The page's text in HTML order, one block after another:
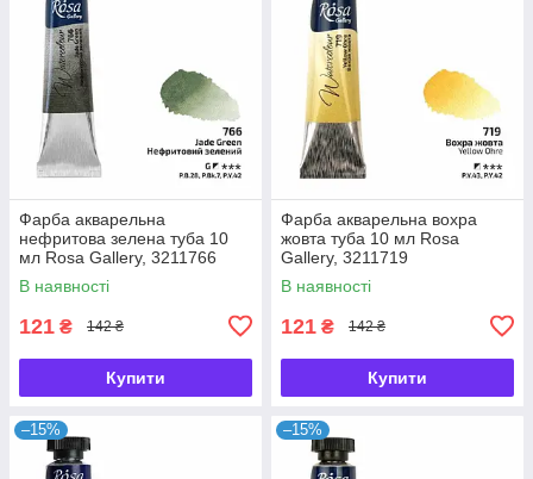
Фарба акварельна
нефритова зелена туба 10
мл Rosa Gallery, 3211766
В наявності
121 ₴ 142 ₴
Купити
Фарба акварельна вохра
жовта туба 10 мл Rosa
Gallery, 3211719
В наявності
121 ₴ 142 ₴
Купити
–15% –15%